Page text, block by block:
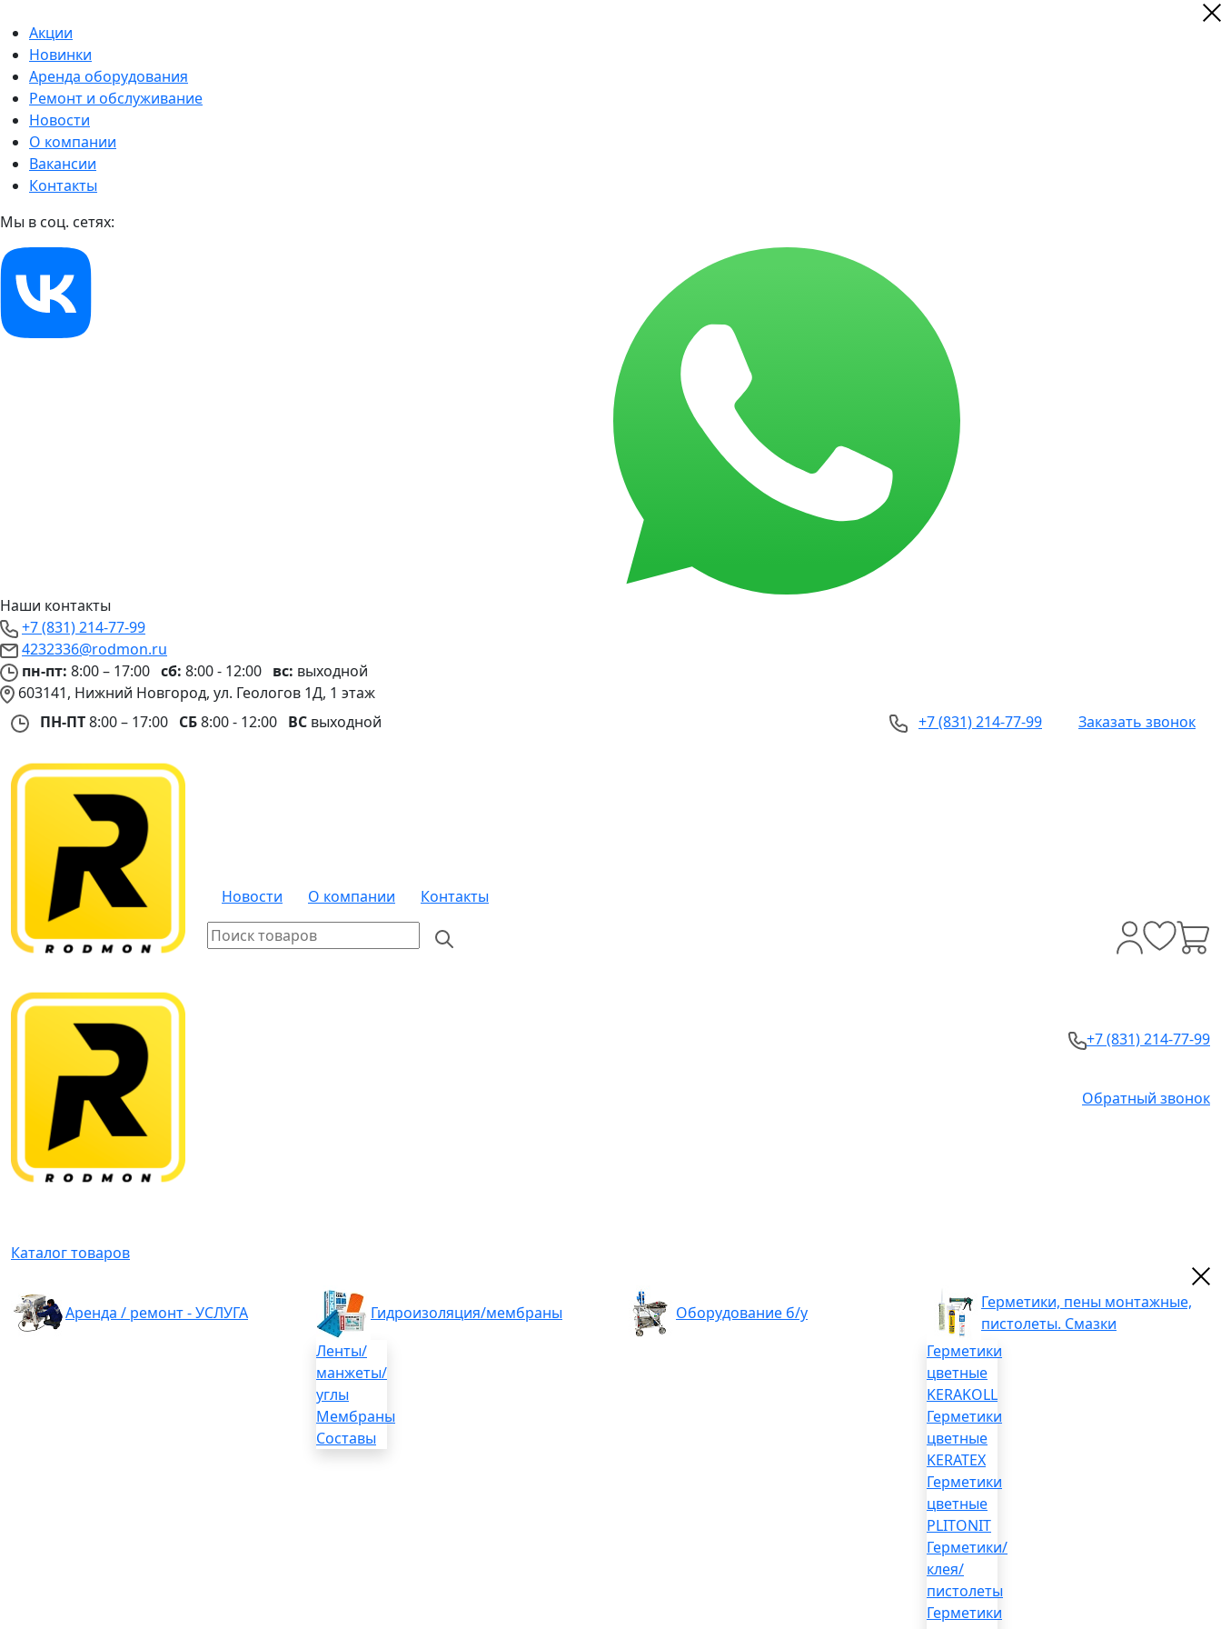
Акции
Новинки
Аренда оборудования
Ремонт и обслуживание
Новости
О компании
Вакансии
Контакты
Мы в соц. сетях:
Наши контакты
+7 (831) 214-77-99
4232336@rodmon.ru
пн-пт: 8:00 – 17:00 сб: 8:00 - 12:00 вс: выходной
603141, Нижний Новгород, ул. Геологов 1Д, 1 этаж
ПН-ПТ8:00 – 17:00 СБ8:00 - 12:00 ВС выходной +7 (831) 214-77-99 Заказать звонок
Новости О компании Контакты
+7 (831) 214-77-99
Обратный звонок
Каталог товаров
Аренда / ремонт - УСЛУГА
Гидроизоляция/мембраны
Ленты/
манжеты/
углы
Мембраны
Составы
Оборудование б/у
Герметики, пены монтажные,
пистолеты. Смазки
Герметики
цветные
KERAKOLL
Герметики
цветные
KERATEX
Герметики
цветные
PLITONIT
Герметики/
клея/
пистолеты
Герметики